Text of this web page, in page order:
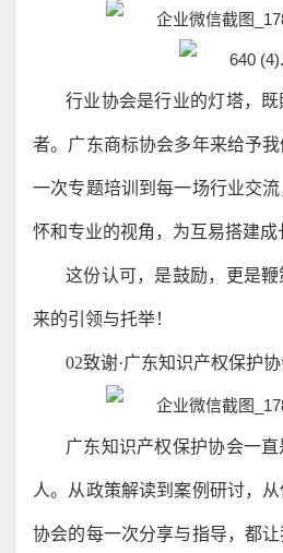
行业协会是行业的灯塔，
者。广东商标协会多年来给予
一次专题培训到每一场行业交
怀和专业的视角，为互易搭建成
这份认可，是鼓励，更是
来的引领与托举！
02致谢·广东知识产权保护
广东知识产权保护协会一
人。从政策解读到案例研讨，从
协会的每一次分享与指导，都